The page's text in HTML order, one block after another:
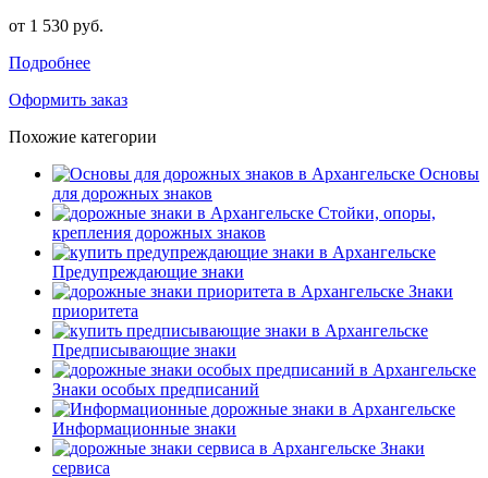
от 1 530 руб.
Подробнее
Оформить заказ
Похожие категории
Основы
для дорожных знаков
Стойки, опоры,
крепления дорожных знаков
Предупреждающие знаки
Знаки
приоритета
Предписывающие знаки
Знаки особых предписаний
Информационные знаки
Знаки
сервиса